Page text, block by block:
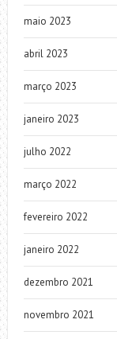
maio 2023
abril 2023
março 2023
janeiro 2023
julho 2022
março 2022
fevereiro 2022
janeiro 2022
dezembro 2021
novembro 2021